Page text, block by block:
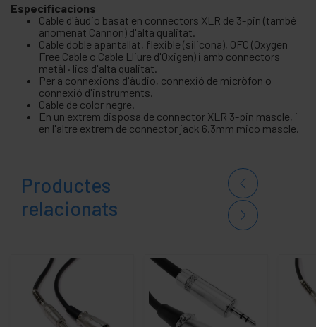
Especificacions
Cable d'àudio basat en connectors XLR de 3-pin (també
anomenat Cannon) d'alta qualitat.
Cable doble apantallat, flexible (silicona), OFC (Oxygen
Free Cable o Cable Lliure d'Oxigen) i amb connectors
metàl · lics d'alta qualitat.
Per a connexions d'àudio, connexió de micròfon o
connexió d'instruments.
Cable de color negre.
En un extrem disposa de connector XLR 3-pin mascle, i
en l'altre extrem de connector jack 6.3mm mico mascle.
Productes
relacionats